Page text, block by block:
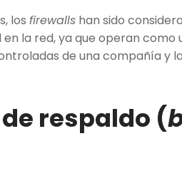
los firewalls han sido
la red, ya que operan como
de una compañía y
respaldo (